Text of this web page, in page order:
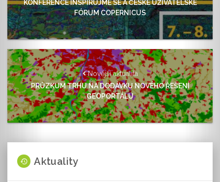
KONFERENCE INSPIRUJME SE A ČESKÉ UŽIVATELSKÉ
FÓRUM COPERNICUS
Novější aktualita
PRŮZKUM TRHU NA DODÁVKU NOVÉHO ŘEŠENÍ
GEOPORTÁLU
Aktuality